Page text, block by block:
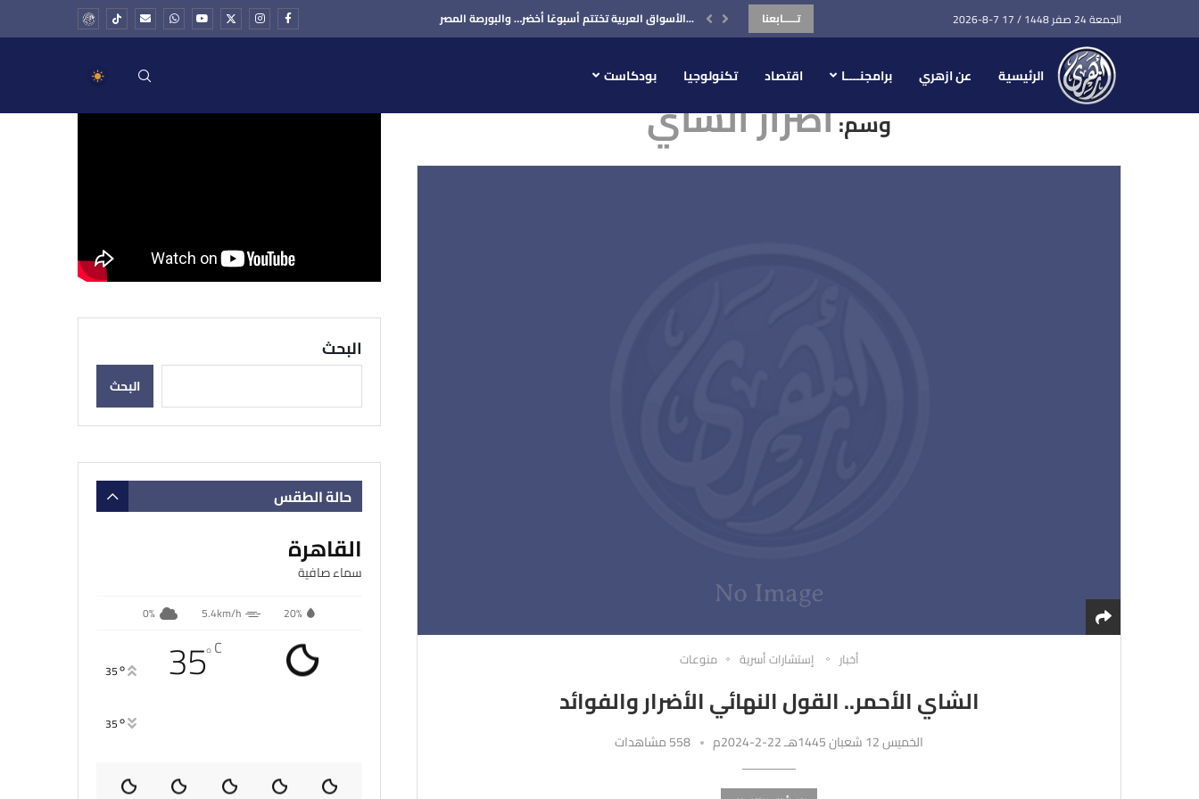
الجمعة 24 صفر 1448 / 17 7-8-2026 تـــــابعنا الأسواق العربية تختتم أسبوعًا أخضر… والبورصة المصرية في...
الرئيسية عن ازهري برامجنــــا اقتصاد تكنولوجيا بودكاست
وسم:اضرار الشاي
أخبار إستشارات أسرية منوعات
الشاي الأحمر.. القول النهائي الأضرار والفوائد
الخميس 12 شعبان 1445هـ 22-2-2024م 558 مشاهدات
البحث
البحث
حالة الطقس
القاهرة
سماء صافية
20%
5.4km/h
0%
35°C
35°
35°